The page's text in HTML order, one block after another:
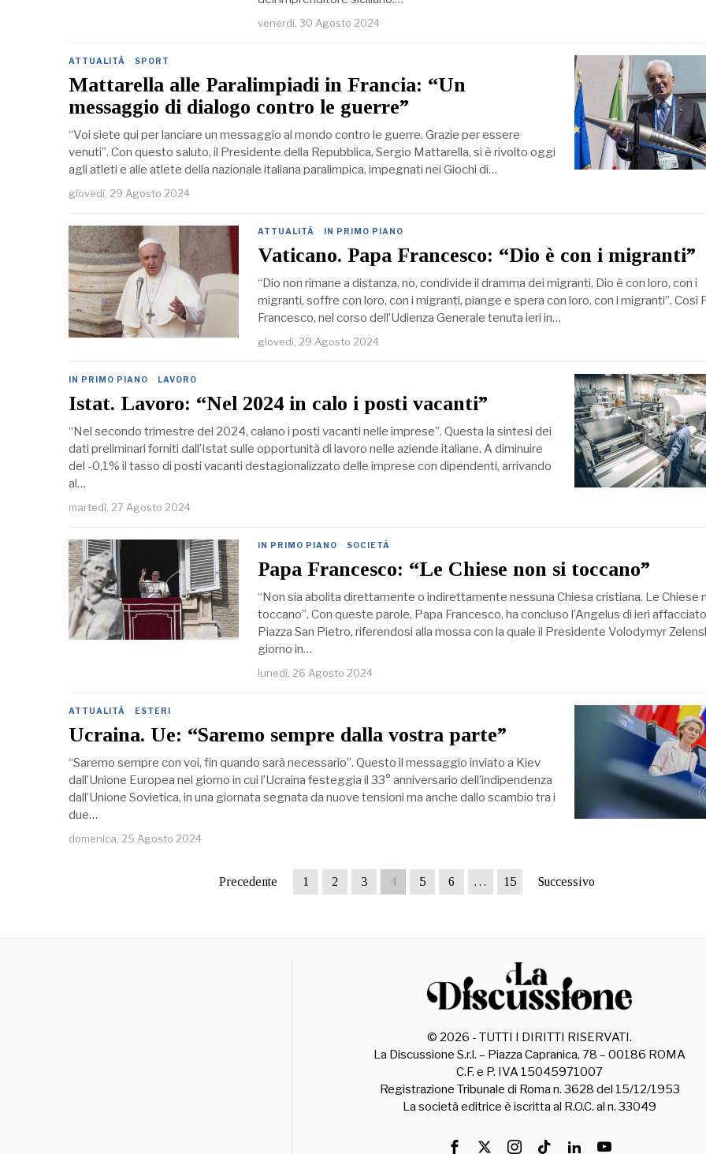
venerdì, 30 Agosto 2024
ATTUALITÀ · SPORT
Mattarella alle Paralimpiadi in Francia: “Un
messaggio di dialogo contro le guerre”
“Voi siete qui per lanciare un messaggio al mondo contro le guerre. Grazie per essere
venuti”. Con questo saluto, il Presidente della Repubblica, Sergio Mattarella, si è rivolto oggi
agli atleti e alle atlete della nazionale italiana paralimpica, impegnati nei Giochi di…
giovedì, 29 Agosto 2024
ATTUALITÀ · IN PRIMO PIANO
Vaticano. Papa Francesco: “Dio è con i migranti”
“Dio non rimane a distanza, no, condivide il dramma dei migranti, Dio è con loro, con i
migranti, soffre con loro, con i migranti, piange e spera con loro, con i migranti”. Così
Francesco, nel corso dell’Udienza Generale tenuta ieri in…
giovedì, 29 Agosto 2024
IN PRIMO PIANO · LAVORO
Istat. Lavoro: “Nel 2024 in calo i posti vacanti”
“Nel secondo trimestre del 2024, calano i posti vacanti nelle imprese”. Questa la sintesi dei
dati preliminari forniti dall’Istat sulle opportunità di lavoro nelle aziende italiane. A diminuire
del -0,1% il tasso di posti vacanti destagionalizzato delle imprese con dipendenti, arrivando
al…
martedì, 27 Agosto 2024
IN PRIMO PIANO · SOCIETÀ
Papa Francesco: “Le Chiese non si toccano”
“Non sia abolita direttamente o indirettamente nessuna Chiesa cristiana. Le Chiese
toccano”. Con queste parole, Papa Francesco, ha concluso l’Angelus di ieri
Piazza San Pietro, riferendosi alla mossa con la quale il Presidente Volodymyr
giorno in…
lunedì, 26 Agosto 2024
ATTUALITÀ · ESTERI
Ucraina. Ue: “Saremo sempre dalla vostra parte”
“Saremo sempre con voi, fin quando sarà necessario”. Questo il messaggio inviato a Kiev
dall’Unione Europea nel giorno in cui l’Ucraina festeggia il 33° anniversario dell’indipendenza
dall’Unione Sovietica, in una giornata segnata da nuove tensioni ma anche dallo scambio tra i
due…
domenica, 25 Agosto 2024
Precedente 1 2 3 4 5 6 … 15 Successivo
© 2026 - TUTTI I DIRITTI RISERVATI.
La Discussione S.r.l. – Piazza Capranica, 78 – 00186 ROMA
C.F. e P. IVA 15045971007
Registrazione Tribunale di Roma n. 3628 del 15/12/1953
La società editrice è iscritta al R.O.C. al n. 33049